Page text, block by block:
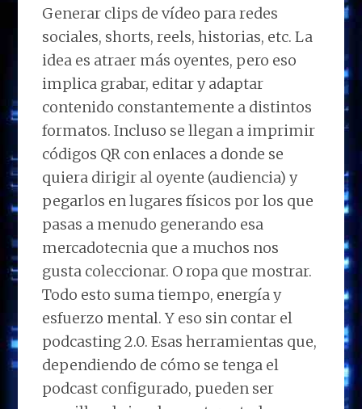
Generar clips de vídeo para redes
sociales, shorts, reels, historias, etc. La
idea es atraer más oyentes, pero eso
implica grabar, editar y adaptar
contenido constantemente a distintos
formatos. Incluso se llegan a imprimir
códigos QR con enlaces a donde se
quiera dirigir al oyente (audiencia) y
pegarlos en lugares físicos por los que
pasas a menudo generando esa
mercadotecnia que a muchos nos
gusta coleccionar. O ropa que mostrar.
Todo esto suma tiempo, energía y
esfuerzo mental.Y eso sin contar el
podcasting 2.0. Esas herramientas que,
dependiendo de cómo se tenga el
podcast configurado, pueden ser